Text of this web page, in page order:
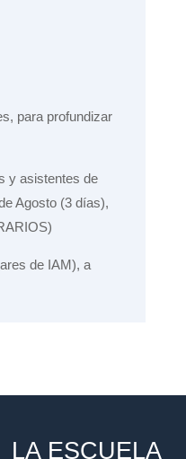
para profundizar
y asistentes de
Agosto (3 días),
de IAM), a
LA ESCUELA